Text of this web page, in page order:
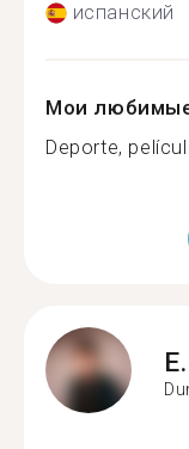
испанский
Мои
Deporte,
E.